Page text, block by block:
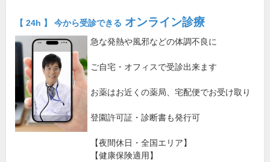
【 24h 】 今から受診できる オンライン診療
急な発熱や風邪などの体調不良に
ご自宅・オフィスで受診出来ます
お薬はお近くの薬局、宅配便でお受け取り
登園許可証・診断書も発行可
【夜間休日・全国エリア】
【健康保険適用】